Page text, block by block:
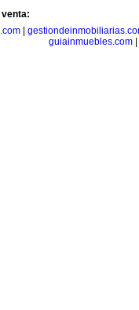
|
guiainmuebles.com|